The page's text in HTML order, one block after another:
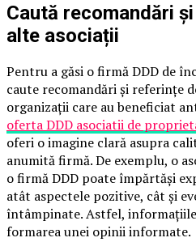
Caută recomandări
alte asociații
Pentru a găsi o firmă DDD de
caute recomandări și referințe
organizații care au beneficiat
oferta DDD asociatii de
oferi o imagine clară asupra
anumită firmă. De exemplu, o
o firmă DDD poate împărtăși
atât aspectele pozitive, cât și
întâmpinate. Astfel,
formarea unei opinii informate.